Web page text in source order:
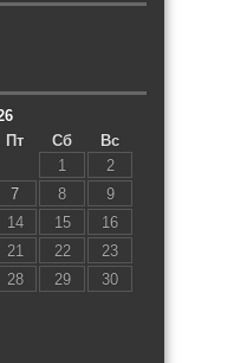
Пт Сб
Вс
1
2
7 8
9
14 15
16
21 22
23
28 29
30